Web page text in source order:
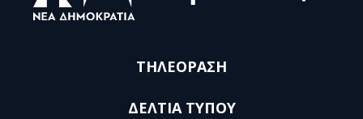
ΤΗΛΕΟΡΑΣΗ
ΔΕΛΤΙΑ ΤΥΠΟΥ